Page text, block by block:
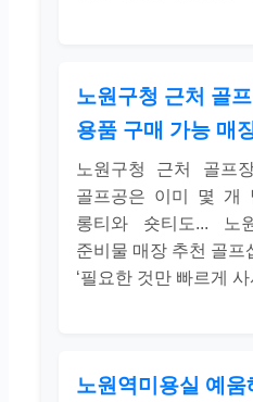
노원구청 근처 골
용품 구매 가능 매
노원구청 근처 골프
골프공은 이미 몇 개
롱티와 숏티도... 노
준비물 매장 추천 골프
‘필요한 것만 빠르게
노원역미용실 예움